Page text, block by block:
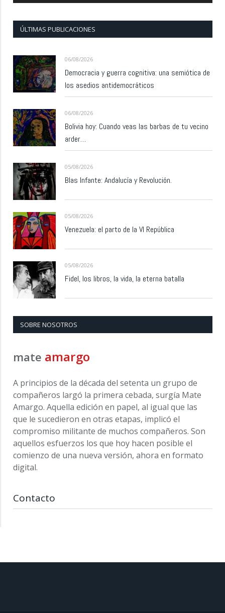
ÚLTIMAS PUBLICACIONES
06/08/2026
Democracia y guerra cognitiva: una semiótica de
los asedios antidemocráticos
06/08/2026
Bolivia hoy: Cuando veas las barbas de tu vecino
arder…
05/08/2026
Blas Infante: Andalucía y Revolución.
05/08/2026
Venezuela: el parto de la VI República
05/08/2026
Fidel, los libros, la vida, la eterna batalla
SOBRE NOSOTROS
mate amargo
A principios de la década del setenta un grupo de
compañeros largó la primera cebada, surgía Mate
Amargo. Aquella edición en papel, al igual que las
que le sucedieron en otras etapas, implicó el
compromiso militante de muchos compañeros. Son
aquellos esfuerzos los que hoy hacen posible el
comienzo de una nueva versión, ahora en formato
digital.
Contacto